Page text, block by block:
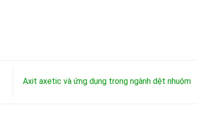
Axit axetic và ứng dụng trong ngành dệt nhuộm